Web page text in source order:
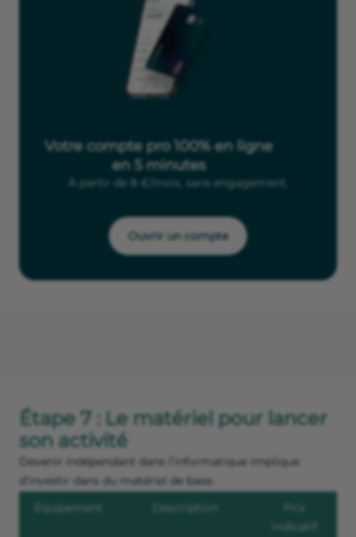
Votre compte pro 100% en ligne
en 5 minutes
À partir de 8 €/mois, sans engagement.
Ouvrir un compte
Étape 7 : Le matériel pour lancer
son activité
Devenir indépendant dans l’informatique implique
d’investir dans du matériel de base.
Équipement
Description
Prix
indicatif